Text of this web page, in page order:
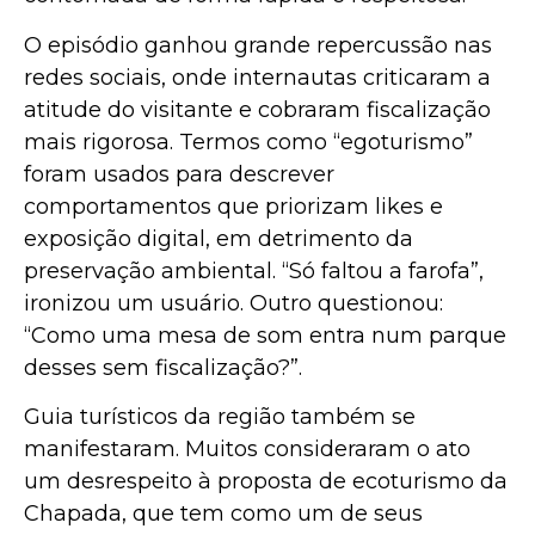
O episódio ganhou grande repercussão nas
redes sociais, onde internautas criticaram a
atitude do visitante e cobraram fiscalização
mais rigorosa. Termos como “egoturismo”
foram usados para descrever
comportamentos que priorizam likes e
exposição digital, em detrimento da
preservação ambiental. “Só faltou a farofa”,
ironizou um usuário. Outro questionou:
“Como uma mesa de som entra num parque
desses sem fiscalização?”.
Guia turísticos da região também se
manifestaram. Muitos consideraram o ato
um desrespeito à proposta de ecoturismo da
Chapada, que tem como um de seus